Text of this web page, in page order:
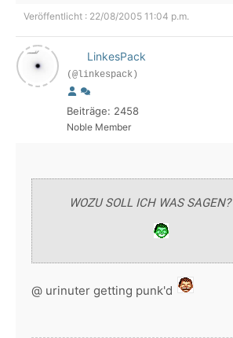
Veröffentlicht : 22/08/2005 11:04 p.m.
LinkesPack
(@linkespack)
Beiträge: 2458
Noble Member
WOZU SOLL ICH WAS SAGEN?
@ urinuter getting punk'd